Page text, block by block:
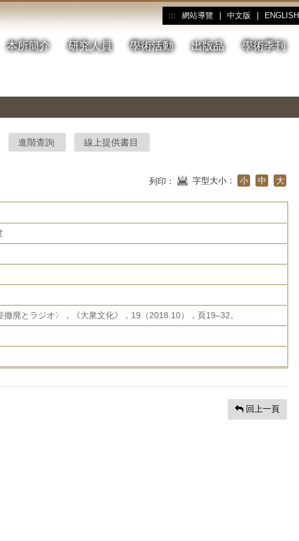
::: 網站導覽 中文版 ENGLISH
本所簡介 研究人員 學術活動 出版品 學術季刊
進階查詢 線上提供書目
列印： 字型大小： 小 中 大
撤廃とラジオ〉，《大衆文化》，19（2018.10），頁19–32。
回上一頁